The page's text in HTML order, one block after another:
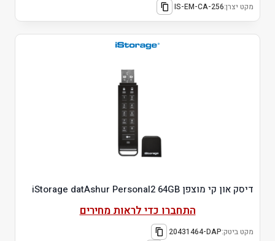
מקט יצרן:IS-EM-CA-256
דיסק און קי מוצפן iStorage datAshur Personal2 64GB
התחברו כדי לראות מחירים
מקט ביטק:20431464-DAP